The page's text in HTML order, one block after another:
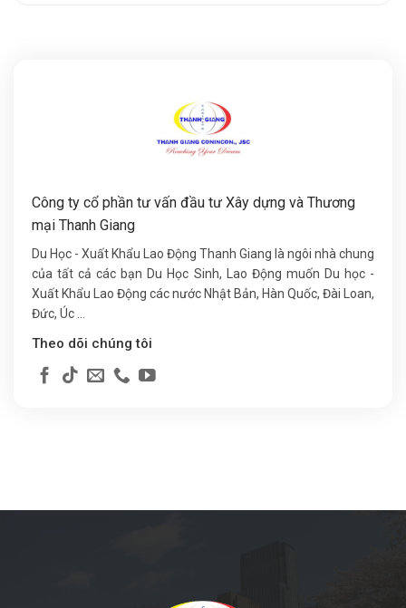
Công ty cổ phần tư vấn đầu tư Xây dựng và Thương
mại Thanh Giang
Du Học - Xuất Khẩu Lao Động Thanh Giang là ngôi nhà chung
của tất cả các bạn Du Học Sinh, Lao Động muốn Du học -
Xuất Khẩu Lao Động các nước Nhật Bản, Hàn Quốc, Đài Loan,
Đức, Úc ...
Theo dõi chúng tôi